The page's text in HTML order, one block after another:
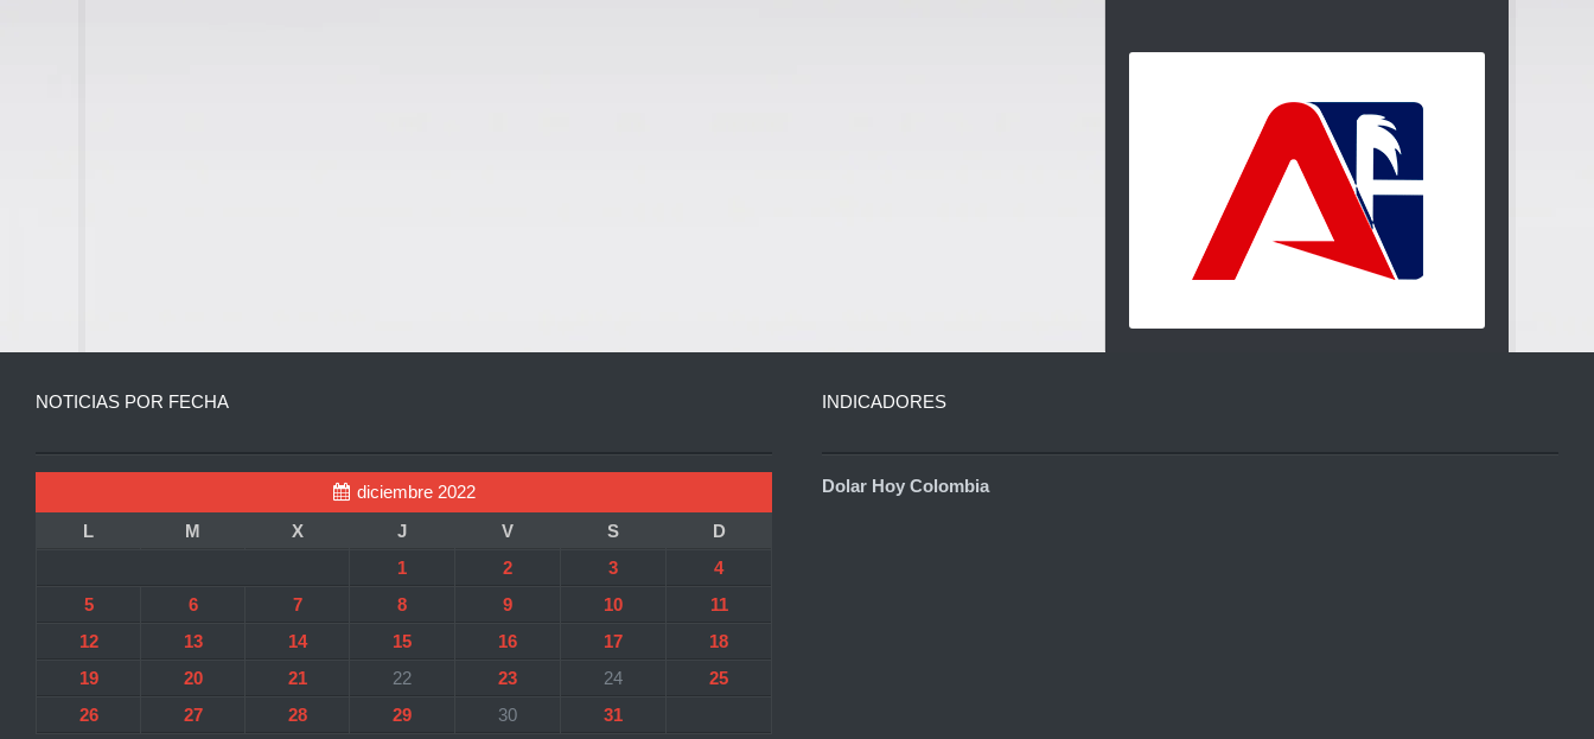
NOTICIAS POR FECHA
diciembre 2022
L
M X J V S
D
1
2 3
4
5
6 7 8 9 10
11
12
13 14 15 16 17
18
19
20 21 22 23 24
25
26
27 28 29 30
31
INDICADORES
Dolar Hoy Colombia